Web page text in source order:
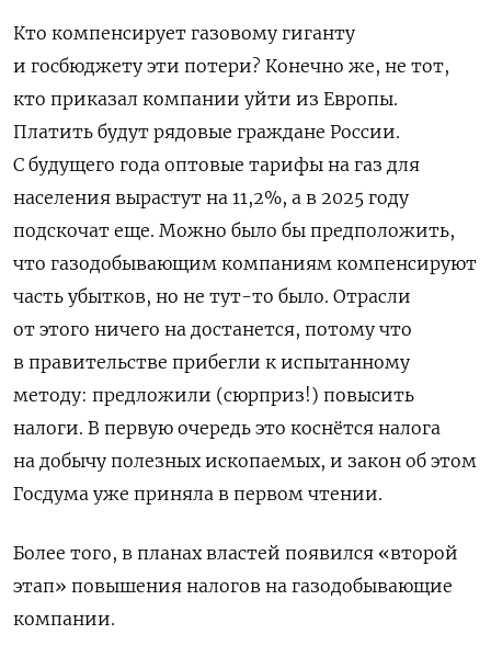
Кто компенсирует газовому гиганту
и госбюджету эти потери? Конечно же, не тот,
кто приказал компании уйти из Европы.
Платить будут рядовые граждане России.
С будущего года оптовые тарифы на газ для
населения вырастут на 11,2%, а в 2025 году
подскочат еще. Можно было бы предположить,
что газодобывающим компаниям компенсируют
часть убытков, но не тут-то было. Отрасли
от этого ничего на достанется, потому что
в правительстве прибегли к испытанному
методу: предложили (сюрприз!) повысить
налоги. В первую очередь это коснётся налога
на добычу полезных ископаемых, и закон об этом
Госдума уже приняла в первом чтении.
Более того, в планах властей появился «второй
этап» повышения налогов на газодобывающие
компании.